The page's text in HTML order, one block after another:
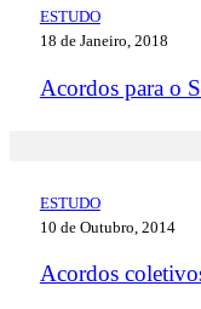
ESTUDO
18 de Janeiro, 2018
Acordos para o
ESTUDO
10 de Outubro, 2014
Acordos